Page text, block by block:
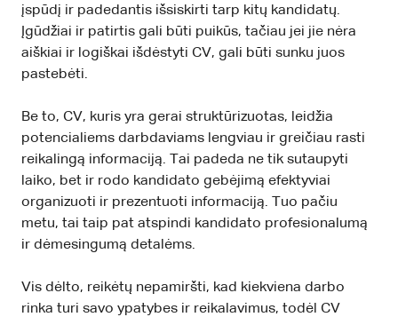
įspūdį ir padedantis išsiskirti tarp kitų kandidatų.
Įgūdžiai ir patirtis gali būti puikūs, tačiau jei jie nėra
aiškiai ir logiškai išdėstyti CV, gali būti sunku juos
pastebėti.
Be to, CV, kuris yra gerai struktūrizuotas, leidžia
potencialiems darbdaviams lengviau ir greičiau rasti
reikalingą informaciją. Tai padeda ne tik sutaupyti
laiko, bet ir rodo kandidato gebėjimą efektyviai
organizuoti ir prezentuoti informaciją. Tuo pačiu
metu, tai taip pat atspindi kandidato profesionalumą
ir dėmesingumą detalėms.
Vis dėlto, reikėtų nepamiršti, kad kiekviena darbo
rinka turi savo ypatybes ir reikalavimus, todėl CV